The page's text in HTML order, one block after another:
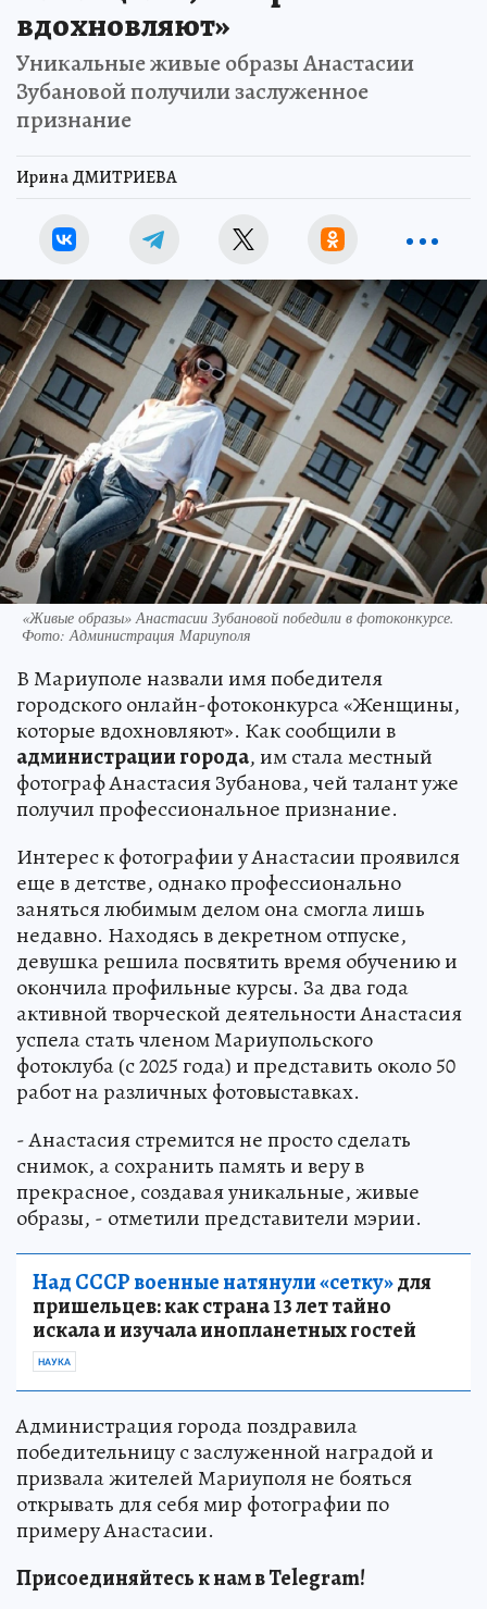
вдохновляют»
Уникальные живые образы Анастасии
Зубановой получили заслуженное
признание
Ирина ДМИТРИЕВА
«Живые образы» Анастасии Зубановой победили в фотоконкурсе.
Фото: Администрация Мариуполя
В Мариуполе назвали имя победителя
городского онлайн-фотоконкурса «Женщины,
которые вдохновляют». Как сообщили в
администрации города, им стала местный
фотограф Анастасия Зубанова, чей талант уже
получил профессиональное признание.
Интерес к фотографии у Анастасии проявился
еще в детстве, однако профессионально
заняться любимым делом она смогла лишь
недавно. Находясь в декретном отпуске,
девушка решила посвятить время обучению и
окончила профильные курсы. За два года
активной творческой деятельности Анастасия
успела стать членом Мариупольского
фотоклуба (с 2025 года) и представить около 50
работ на различных фотовыставках.
- Анастасия стремится не просто сделать
снимок, а сохранить память и веру в
прекрасное, создавая уникальные, живые
образы, - отметили представители мэрии.
Над СССР военные натянули «сетку»для
пришельцев: как страна 13 лет тайно
искала и изучала инопланетных гостей
НАУКА
Администрация города поздравила
победительницу с заслуженной наградой и
призвала жителей Мариуполя не бояться
открывать для себя мир фотографии по
примеру Анастасии.
Присоединяйтесь к нам в Telegram!